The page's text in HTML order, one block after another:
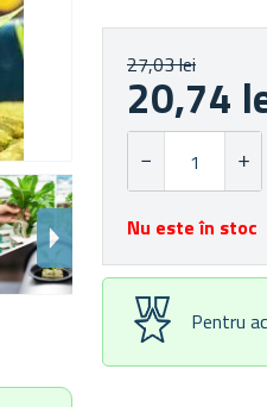
27,03 lei
20,74
Nu este în stoc
Pentru